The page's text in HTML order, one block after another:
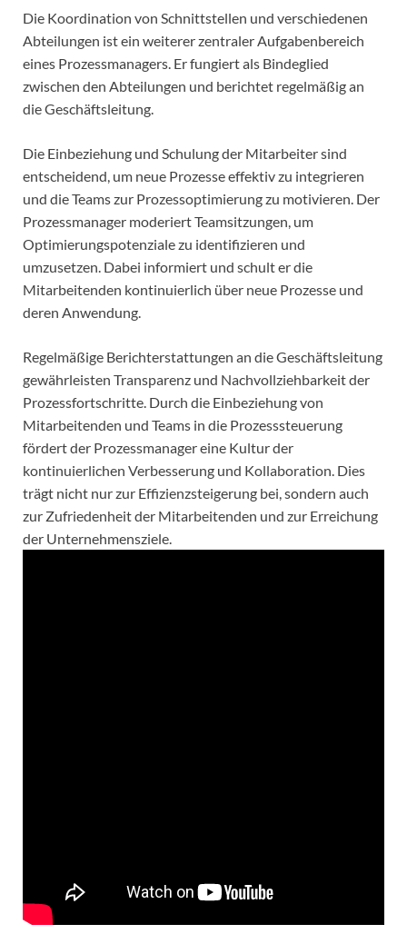
Die Koordination von Schnittstellen und verschiedenen
Abteilungen ist ein weiterer zentraler Aufgabenbereich
eines Prozessmanagers. Er fungiert als Bindeglied
zwischen den Abteilungen und berichtet regelmäßig an
die Geschäftsleitung.
Die Einbeziehung und Schulung der Mitarbeiter sind
entscheidend, um neue Prozesse effektiv zu integrieren
und die Teams zur Prozessoptimierung zu motivieren. Der
Prozessmanager moderiert Teamsitzungen, um
Optimierungspotenziale zu identifizieren und
umzusetzen. Dabei informiert und schult er die
Mitarbeitenden kontinuierlich über neue Prozesse und
deren Anwendung.
Regelmäßige Berichterstattungen an die Geschäftsleitung
gewährleisten Transparenz und Nachvollziehbarkeit der
Prozessfortschritte. Durch die Einbeziehung von
Mitarbeitenden und Teams in die Prozesssteuerung
fördert der Prozessmanager eine Kultur der
kontinuierlichen Verbesserung und Kollaboration. Dies
trägt nicht nur zur Effizienzsteigerung bei, sondern auch
zur Zufriedenheit der Mitarbeitenden und zur Erreichung
der Unternehmensziele.